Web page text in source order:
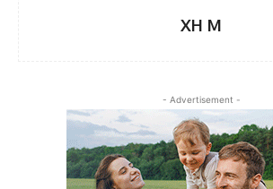
XH M
- Advertisement -